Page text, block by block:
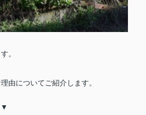
。
由についてご紹介します。
▼